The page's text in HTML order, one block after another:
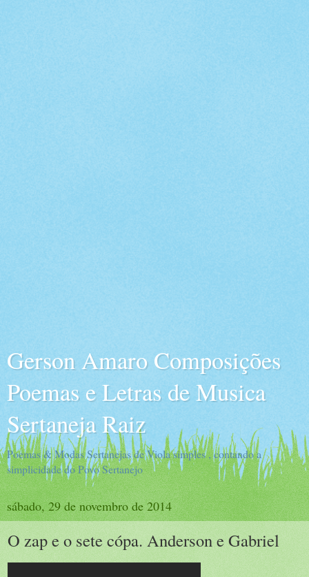
Gerson Amaro Composições
Poemas e Letras de Musica
Sertaneja Raiz
Poemas & Modas Sertanejas de Viola simples , contando a
simplicidade do Povo Sertanejo
sábado, 29 de novembro de 2014
O zap e o sete cópa. Anderson e Gabriel